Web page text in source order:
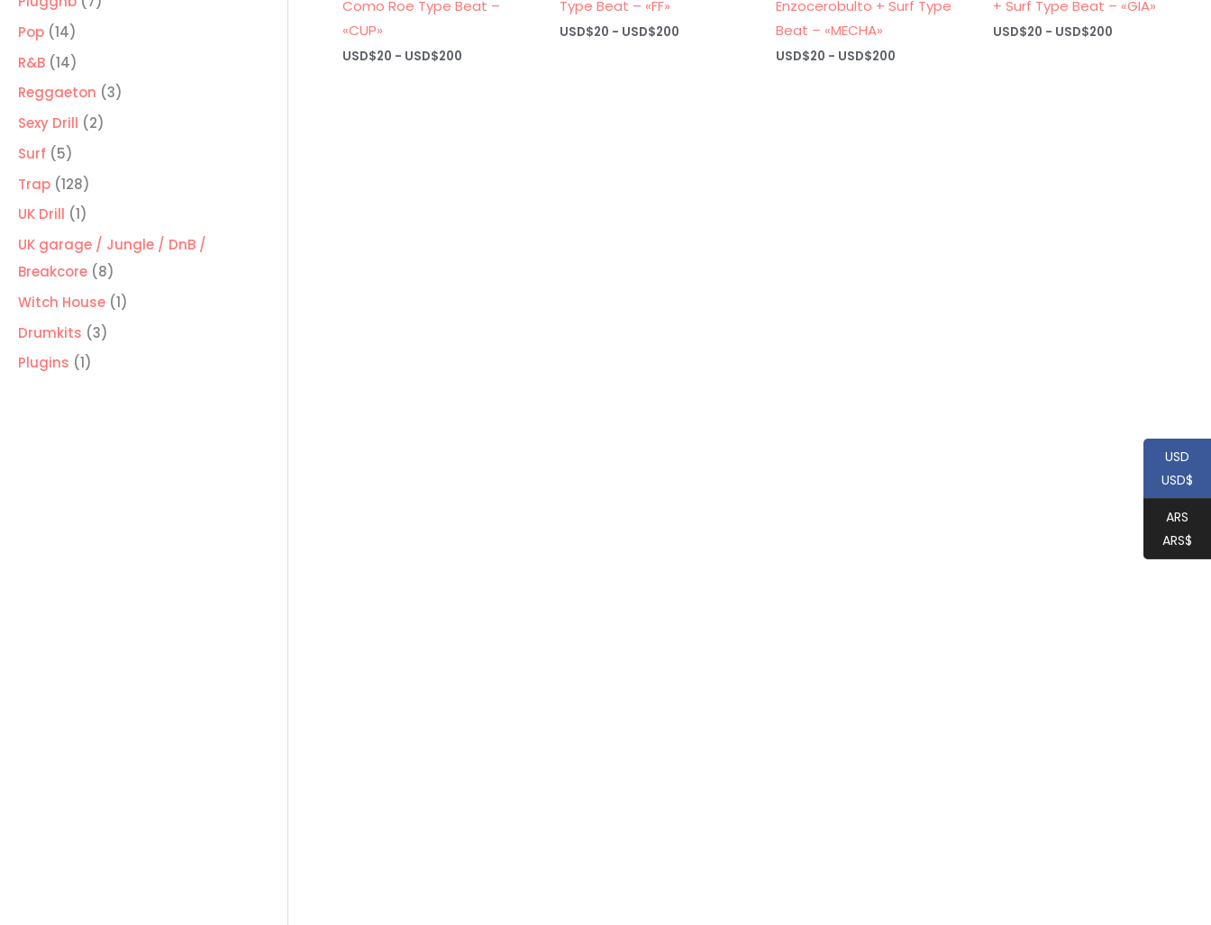
Pop 1414
productos
R&B 1414
productos
Reggaeton 33
Sexy Drill 22
Surf 55
productos
Trap 128128
productos
UK Drill 11
producto
UK garage / Jungle / DnB /
Breakcore
88
productos
Witch House 11
Drumkits 33
Plugins 11
Como Roe Type Beat –
«CUP»
USD$20 - USD$200Rango
Type Beat – «FF»
USD$20 - USD$200Rango
Enzocerobulto + Surf Type
Beat – «MECHA»
USD$20 - USD$200
+ Surf Type Beat – «GIA»
USD$20 - USD$200
USD
USD$
ARS
ARS$